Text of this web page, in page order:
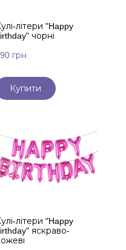
літери "Happy
чорні
грн
Купити
літери "Happy
яскраво-